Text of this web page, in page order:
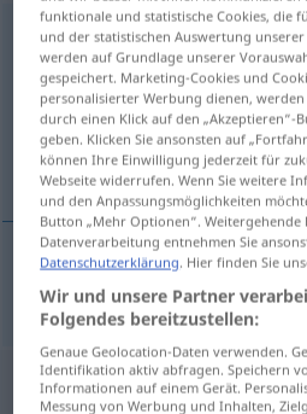
Architektinf <Architektin;-nen>
Übersicht aller
(Für mehr Details die Übersetzung
architektka
architektkaf Architektin
funktionale und statistische Cookies, die
und der statistischen Auswertung
werden auf Grundlage unserer
gespeichert. Marketing-Cookies und
personalisierter Werbung dienen,
durch einen Klick auf den „Akzeptieren“-
geben. Klicken Sie ansonsten auf
können Ihre Einwilligung jederzeit für
Webseite widerrufen. Wenn Sie weitere
und den Anpassungsmöglichkeiten
Button „Mehr Optionen“. Weitergehende
Datenverarbeitung entnehmen Sie
Datenschutzerklärung. Hier finden Sie
Wir und unsere Partner
Folgendes bereitzustellen:
Genaue Geolocation-Daten verwenden.
Identifikation aktiv abfragen. Speichern
Informationen auf einem Gerät.
Messung von Werbung und Inhalten,